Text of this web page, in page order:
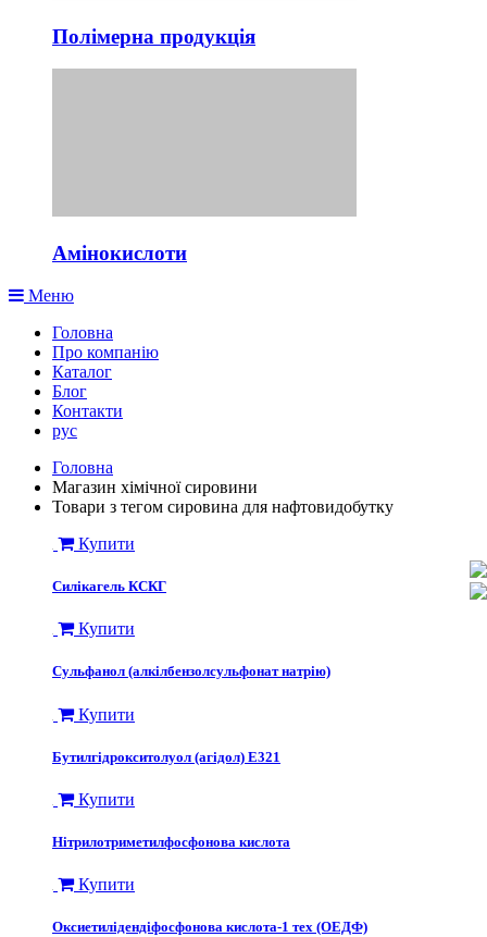
Полімерна продукція
Амінокислоти
Меню
Головна
Про компанію
Каталог
Блог
Контакти
рус
Головна
Магазин хімічної сировини
Товари з тегом сировина для нафтовидобутку
Купити
Силікагель КСКГ
Купити
Сульфанол (алкілбензолсульфонат натрію)
Купити
Бутилгідрокситолуол (агідол) E321
Купити
Нітрилотриметилфосфонова кислота
Купити
Оксиетилідендіфосфонова кислота-1 тех (ОЕДФ)